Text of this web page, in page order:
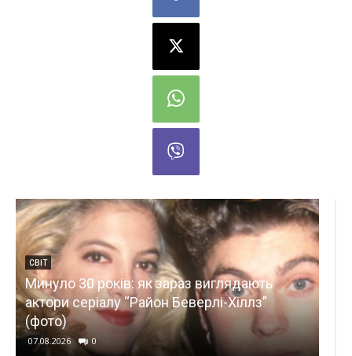
ТЕХНОЛОГІЇ
Комітет Ради з цифрової трансформації
просить прем’єра пояснити призначення
профільного міністра без погодження з
депутатами
07.08.2026